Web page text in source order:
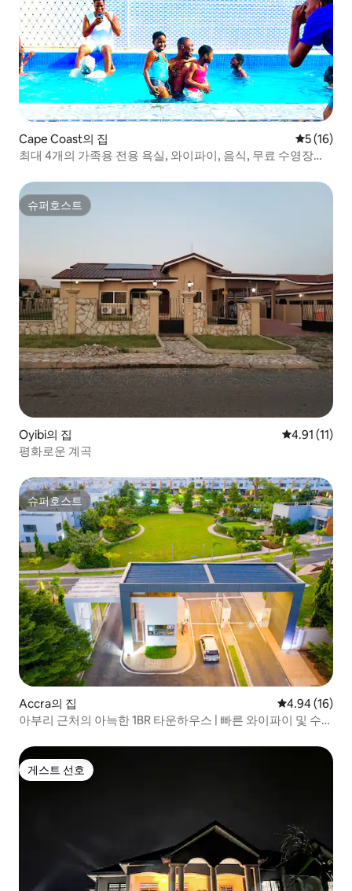
Cape Coast의 집 평점 5점
5 (16)
최대 4개의 가족용 전용 욕실, 와이파이, 음식, 무료 수영장을
슈퍼호스트
슈퍼호스트
Oyibi의 집 평점 4.91점
4.91 (11)
평화로운 계곡
슈퍼호스트
슈퍼호스트
Accra의 집 평점 4.94점(5
4.94 (16)
아부리 근처의 아늑한 1BR 타운하우스 | 빠른 와이파이 및 수영
게스트 선호
게스트 선호